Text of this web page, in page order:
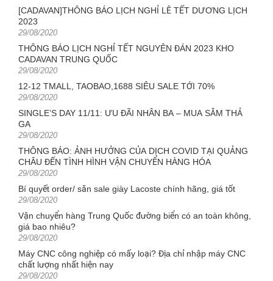
[CADAVAN]THÔNG BÁO LỊCH NGHỈ LỄ TẾT DƯƠNG LỊCH
2023
Posted
29/08/2020
THÔNG BÁO LỊCH NGHỈ TẾT NGUYÊN ĐÁN 2023 KHO
CADAVAN TRUNG QUỐC
Posted
29/08/2020
12-12 TMALL, TAOBAO,1688 SIÊU SALE TỚI 70%
Posted
29/08/2020
SINGLE’S DAY 11/11: ƯU ĐÃI NHÂN BA – MUA SẮM THẢ
GA
Posted
29/08/2020
THÔNG BÁO: ẢNH HƯỞNG CỦA DỊCH COVID TẠI QUẢNG
CHÂU ĐẾN TÌNH HÌNH VẬN CHUYỂN HÀNG HÓA
Posted
29/08/2020
Bí quyết order/ săn sale giày Lacoste chính hãng, giá tốt
Posted
29/08/2020
Vận chuyển hàng Trung Quốc đường biển có an toàn không,
giá bao nhiêu?
Posted
29/08/2020
Máy CNC công nghiệp có mấy loại? Địa chỉ nhập máy CNC
chất lượng nhất hiện nay
Posted
29/08/2020